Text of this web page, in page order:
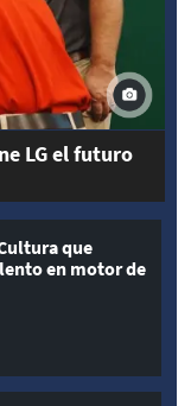
LG el futuro
que
en motor de